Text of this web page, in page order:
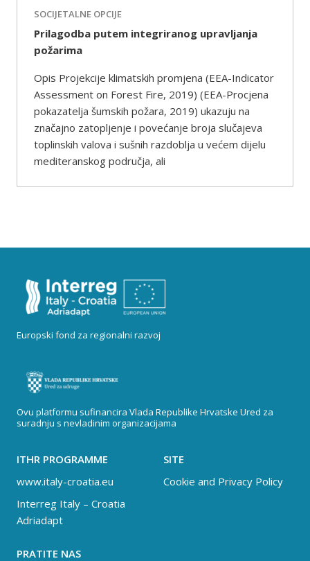
SOCIJETALNE OPCIJE
Prilagodba putem integriranog upravljanja
požarima
Opis Projekcije klimatskih promjena (EEA-Indicator
Assessment on Forest Fire, 2019) (EEA-Procjena
pokazatelja šumskih požara, 2019) ukazuju na
značajno zatopljenje i povećanje broja slučajeva
toplinskih valova i sušnih razdoblja u većem dijelu
mediteranskog područja, ali
Europski fond za regionalni razvoj
Ovu platformu sufinancira Vlada Republike Hrvatske Ured za
suradnju s nevladinim organizacijama
ITHR PROGRAMME
www.italy-croatia.eu
Interreg Italy – Croatia
Adriadapt
SITE
Cookie and Privacy Policy
PRATITE NAS